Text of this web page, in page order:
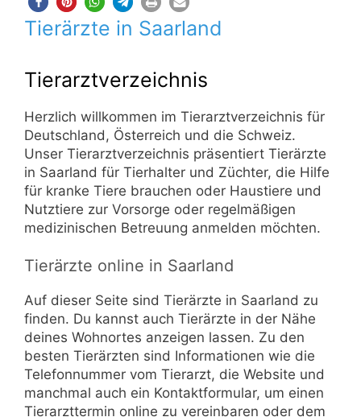
Tierärzte in Saarland
Tierarztverzeichnis
Herzlich willkommen im Tierarztverzeichnis für
Deutschland, Österreich und die Schweiz.
Unser Tierarztverzeichnis präsentiert Tierärzte
in Saarland für Tierhalter und Züchter, die Hilfe
für kranke Tiere brauchen oder Haustiere und
Nutztiere zur Vorsorge oder regelmäßigen
medizinischen Betreuung anmelden möchten.
Tierärzte online in Saarland
Auf dieser Seite sind Tierärzte in Saarland zu
finden. Du kannst auch Tierärzte in der Nähe
deines Wohnortes anzeigen lassen. Zu den
besten Tierärzten sind Informationen wie die
Telefonnummer vom Tierarzt, die Website und
manchmal auch ein Kontaktformular, um einen
Tierarzttermin online zu vereinbaren oder dem